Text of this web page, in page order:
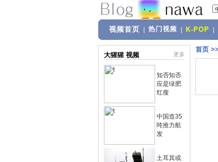
视频首页 热门视频 K-POP
大猩猩 视频 更多
知否知否
应是绿肥
红瘦
中国造35
吨推力航
发
土耳其或
首页 >>